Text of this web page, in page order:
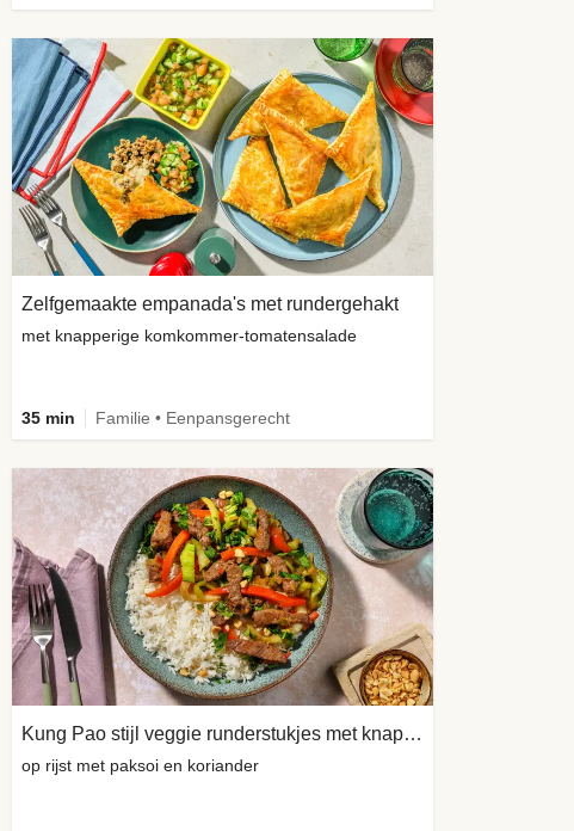
Zelfgemaakte empanada's met rundergehakt
met knapperige komkommer-tomatensalade
35 min Familie • Eenpansgerecht
Kung Pao stijl veggie runderstukjes met knapperige pinda's
op rijst met paksoi en koriander